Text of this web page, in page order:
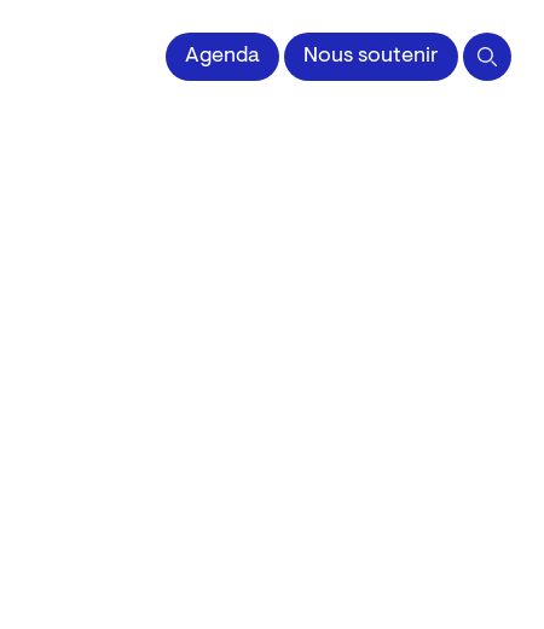
impriméeAgenda Nous soutenir